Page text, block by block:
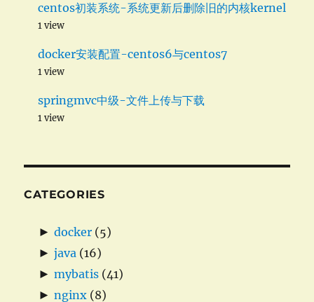
centos初装系统-系统更新后删除旧的内核kernel
1 view
docker安装配置-centos6与centos7
1 view
springmvc中级-文件上传与下载
1 view
CATEGORIES
► docker (5)
► java (16)
► mybatis (41)
► nginx (8)